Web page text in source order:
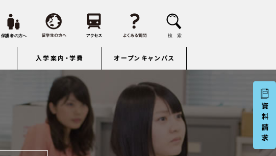
入学案内・学費 オープンキャンパス